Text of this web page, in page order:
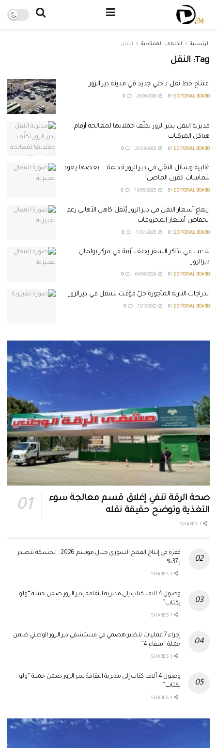
الرئيسية الكلمات المفتاحية النقل
Tag: النقل
افتتاح خط نقل داخلي جديد في مدينة دير الزور
BY EDITORIAL BOARD
مديرية النقل بدير الزور تكثّف حملاتها لمعالجة أرقام
هياكل المركبات
BY EDITORIAL BOARD
غالبية وسائل النقل في دير الزور قديمة … بعضها يعود
لثمانينات القرن الماضي!
BY EDITORIAL BOARD
ارتفاع أسعار النقل في دير الزور يُثقل كاهل الأهالي رغم
انخفاض أسعار المحروقات
BY EDITORIAL BOARD
تلاعب في تذاكر السفر يخلف أزمة في مركز بولمان
ديرالزور
BY EDITORIAL BOARD
الدراجات النارية المأجورة حلّ مؤقت للتنقل في ديرالزور
BY EDITORIAL BOARD
صحة الرقة تنفي إغلاق قسم معالجة سوء
التغذية وتوضح حقيقة نقله
قفزة في إنتاج القمح السوري خلال موسم 2026.. الحسكة تتصدر
بـ37%
وصول 4 آلاف كتاب إلى مديرية الثقافة بدير الزور ضمن حملة “ولو
بكتاب”
إجراء 7 عمليات تنظير هضمي في مستشفى دير الزور الوطني ضمن
حملة “شفاء 4”
وصول 4 آلاف كتاب إلى مديرية الثقافة بدير الزور ضمن حملة “ولو
بكتاب”